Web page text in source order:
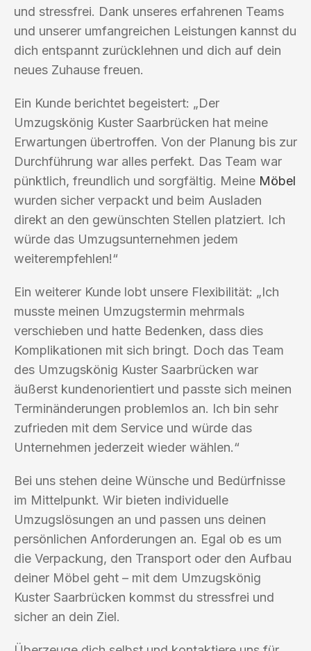
und stressfrei. Dank unseres erfahrenen Teams
und unserer umfangreichen Leistungen kannst du
dich entspannt zurücklehnen und dich auf dein
neues Zuhause freuen.
Ein Kunde berichtet begeistert: „Der
Umzugskönig Kuster Saarbrücken hat meine
Erwartungen übertroffen. Von der Planung bis zur
Durchführung war alles perfekt. Das Team war
pünktlich, freundlich und sorgfältig. Meine Möbel
wurden sicher verpackt und beim Ausladen
direkt an den gewünschten Stellen platziert. Ich
würde das Umzugsunternehmen jedem
weiterempfehlen!“
Ein weiterer Kunde lobt unsere Flexibilität: „Ich
musste meinen Umzugstermin mehrmals
verschieben und hatte Bedenken, dass dies
Komplikationen mit sich bringt. Doch das Team
des Umzugskönig Kuster Saarbrücken war
äußerst kundenorientiert und passte sich meinen
Terminänderungen problemlos an. Ich bin sehr
zufrieden mit dem Service und würde das
Unternehmen jederzeit wieder wählen.“
Bei uns stehen deine Wünsche und Bedürfnisse
im Mittelpunkt. Wir bieten individuelle
Umzugslösungen an und passen uns deinen
persönlichen Anforderungen an. Egal ob es um
die Verpackung, den Transport oder den Aufbau
deiner Möbel geht – mit dem Umzugskönig
Kuster Saarbrücken kommst du stressfrei und
sicher an dein Ziel.